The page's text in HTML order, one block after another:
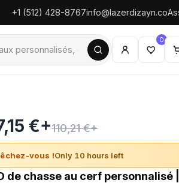
+1 (512) 428-8767info@lazerdizayn.co
0
€+110,21 €+
vous !Only 10 hours left
de chasse au cerf personnalisé